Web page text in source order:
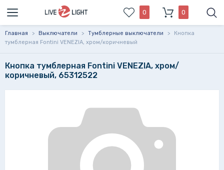
0 0
Главная > Выключатели > Тумблерные выключатели >
Кнопка
тумблерная Fontini VENEZIA, хром/коричневый
Кнопка тумблерная Fontini VENEZIA, хром/
коричневый, 65312522